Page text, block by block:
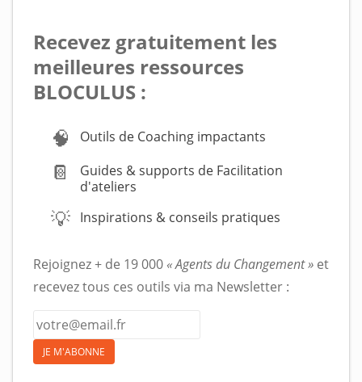
Recevez gratuitement les
meilleures ressources
BLOCULUS :
🧠
Outils de Coaching impactants
📔
Guides & supports de Facilitation
d'ateliers
💡 Inspirations & conseils pratiques
Rejoignez + de 19 000 « Agents du Changement » et
recevez tous ces outils via ma Newsletter :
JE M'ABONNE